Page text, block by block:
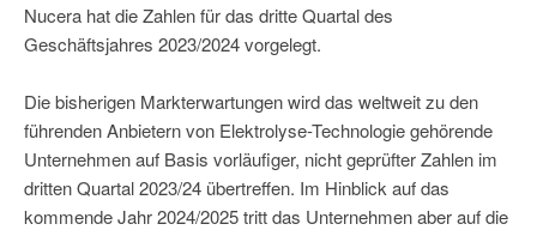
Nucera hat die Zahlen für das dritte Quartal des
Geschäftsjahres 2023/2024 vorgelegt.
Die bisherigen Markterwartungen wird das weltweit zu den
führenden Anbietern von Elektrolyse-Technologie gehörende
Unternehmen auf Basis vorläufiger, nicht geprüfter Zahlen im
dritten Quartal 2023/24 übertreffen. Im Hinblick auf das
kommende Jahr 2024/2025 tritt das Unternehmen aber auf die